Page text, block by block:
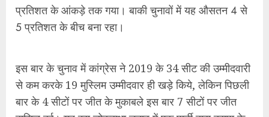
जीता। इसने 37 मुस्लिम उम्मीदवारों को खड़ा किया था। टीएमसी
ने पिछली बार 13 मुस्लिम उम्मीदवार खड़े किये थे, 4 पर जीत हुई
जिसमें से 3 की जीत हुई। भाजपा ने 2019 में 3 मुस्लिम
उम्मीदवार खड़े किये थे, इस बार सिर्फ 1 और जीत इसमें से किसी
की भी नहीं हुई थी। राष्ट्रीय कही जाने वाली पार्टियों से इस बार